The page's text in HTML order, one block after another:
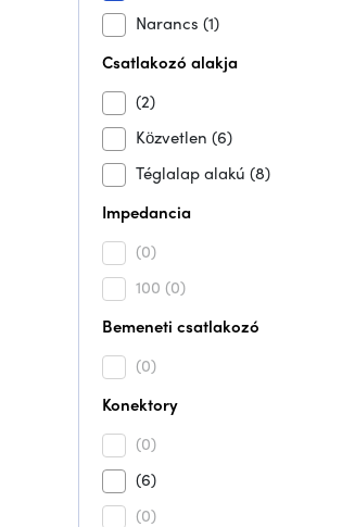
Narancs (1)
Csatlakozó alakja
(2)
Közvetlen (6)
Téglalap alakú (8)
Impedancia
(0)
100 (0)
Bemeneti csatlakozó
(0)
Konektory
(0)
(6)
(0)